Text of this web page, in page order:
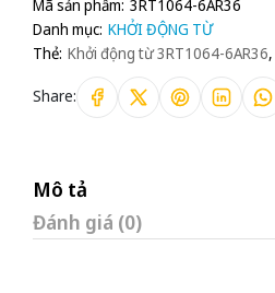
Mã sản phẩm: 3RT1064-6AR36
Danh mục: KHỞI ĐỘNG TỪ
Thẻ: Khởi động từ 3RT1064-6AR36,
Share:
Mô tả
Đánh giá (0)